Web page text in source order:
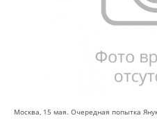
Москва, 15 мая. Очередная попытка